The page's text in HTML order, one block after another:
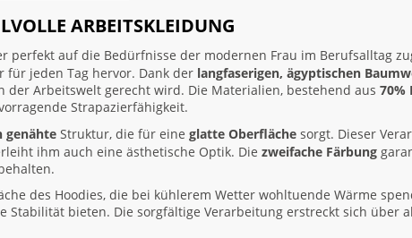
ARBEITSKLEIDUNG
perfekt auf die Bedürfnisse der modernen Frau im Berufsalltag
jeden Tag hervor. Dank der langfaserigen, ägyptischen
Arbeitswelt gerecht wird. Die Materialien, bestehend aus 70%
Strapazierfähigkeit.
genähte Struktur, die für eine glatte Oberfläche sorgt. Dieser
ihm auch eine ästhetische Optik. Die zweifache Färbung
des Hoodies, die bei kühlerem Wetter wohltuende Wärme
Stabilität bieten. Die sorgfältige Verarbeitung erstreckt sich über